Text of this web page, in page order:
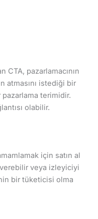
CTA, pazarlamacının
atmasını istediği bir
pazarlama terimidir.
olabilir.
için satın al
verebilir veya izleyiciyi
bir tüketicisi olma